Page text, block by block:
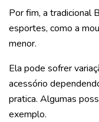
Por fim, a tradicional
esportes, como a
menor.
Ela pode sofrer
acessório
pratica. Algumas
exemplo.